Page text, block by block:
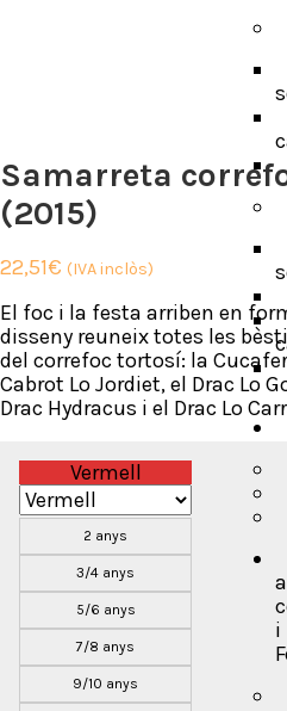
a
i
Samarreta
(2015)
22,51€ (IVA inclòs)
El foc i la festa arriben en
disseny reuneix totes les
del correfoc tortosí: la
Cabrot Lo Jordiet, el Drac Lo
Drac Hydracus i el Drac Lo
Vermell
2 anys
3/4 anys
5/6 anys
7/8 anys
9/10 anys